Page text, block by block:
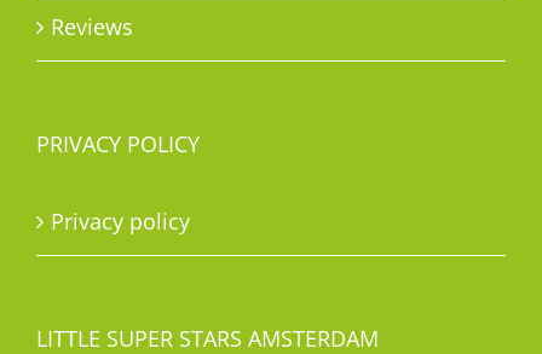
Reviews
PRIVACY POLICY
Privacy policy
LITTLE SUPER STARS AMSTERDAM